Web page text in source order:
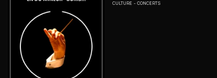
CULTURE CONCERTS